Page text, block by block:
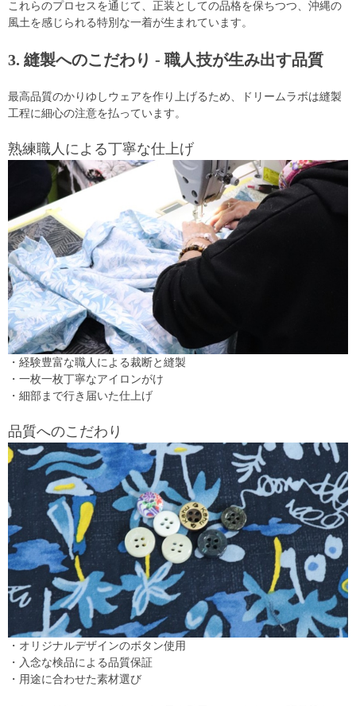
これらのプロセスを通じて、正装としての品格を保ちつつ、沖縄の
風土を感じられる特別な一着が生まれています。
3. 縫製へのこだわり - 職人技が生み出す品質
最高品質のかりゆしウェアを作り上げるため、ドリームラボは縫製
工程に細心の注意を払っています。
熟練職人による丁寧な仕上げ
・経験豊富な職人による裁断と縫製
・一枚一枚丁寧なアイロンがけ
・細部まで行き届いた仕上げ
品質へのこだわり
・オリジナルデザインのボタン使用
・入念な検品による品質保証
・用途に合わせた素材選び